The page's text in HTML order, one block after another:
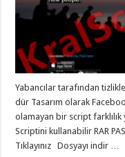
taşımacılık
gaziantep
organizasyon,
gaziantep
organizasyon,
organizasyon,
gaziantep
gaziantep
organizasyon,
gaziantep
palyaço
Yabancılar tarafından
dür Tasarım olarak
olamayan bir script
Scriptini kullanabilir RAR
Tıklayınız Dosyayı indir …